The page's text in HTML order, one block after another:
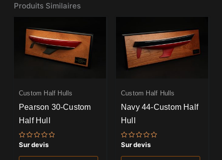
Produits Similaires
Custom Half Hulls
Pearson 30-Custom
Half Hull
Note
0
sur
Sur devis
Custom Half Hulls
Navy 44-Custom Half
Hull
Note
0
sur
Sur devis